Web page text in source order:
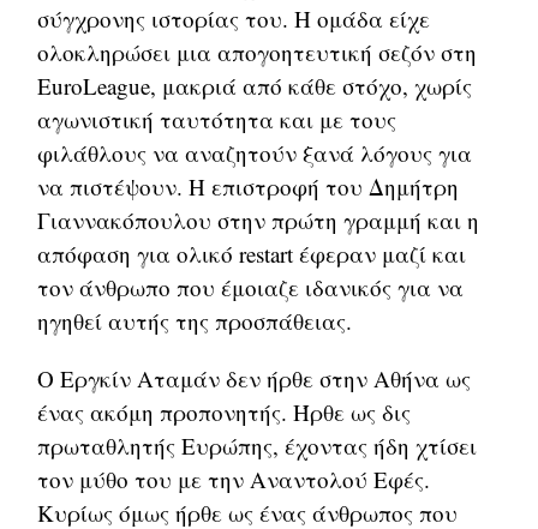
σύγχρονης ιστορίας του. Η ομάδα είχε
ολοκληρώσει μια απογοητευτική σεζόν στη
EuroLeague, μακριά από κάθε στόχο, χωρίς
αγωνιστική ταυτότητα και με τους
φιλάθλους να αναζητούν ξανά λόγους για
να πιστέψουν. Η επιστροφή του Δημήτρη
Γιαννακόπουλου στην πρώτη γραμμή και η
απόφαση για ολικό restart έφεραν μαζί και
τον άνθρωπο που έμοιαζε ιδανικός για να
ηγηθεί αυτής της προσπάθειας.
Ο Εργκίν Αταμάν δεν ήρθε στην Αθήνα ως
ένας ακόμη προπονητής. Ήρθε ως δις
πρωταθλητής Ευρώπης, έχοντας ήδη χτίσει
τον μύθο του με την Αναντολού Εφές.
Κυρίως όμως ήρθε ως ένας άνθρωπος που